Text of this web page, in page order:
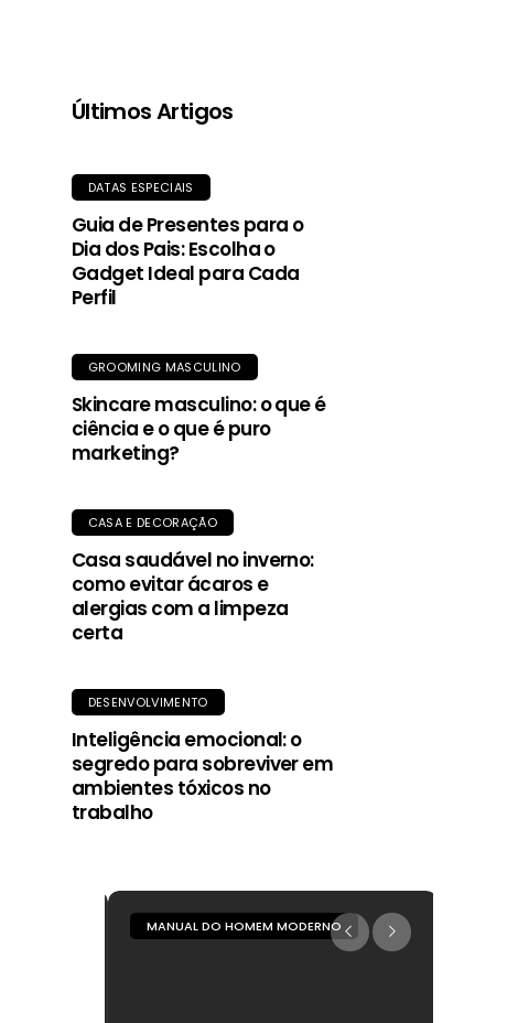
Últimos Artigos
DATAS ESPECIAIS
Guia de Presentes para o
Dia dos Pais: Escolha o
Gadget Ideal para Cada
Perfil
GROOMING MASCULINO
Skincare masculino: o que é
ciência e o que é puro
marketing?
CASA E DECORAÇÃO
Casa saudável no inverno:
como evitar ácaros e
alergias com a limpeza
certa
DESENVOLVIMENTO
Inteligência emocional: o
segredo para sobreviver em
ambientes tóxicos no
trabalho
MANUAL DO HOMEM MODERNO